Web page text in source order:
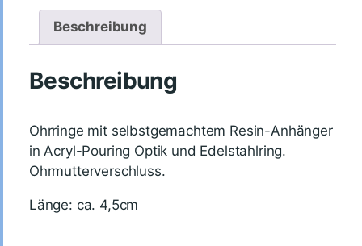
Beschreibung
Beschreibung
Ohrringe mit selbstgemachtem Resin-Anhänger
in Acryl-Pouring Optik und Edelstahlring.
Ohrmutterverschluss.
Länge: ca. 4,5cm